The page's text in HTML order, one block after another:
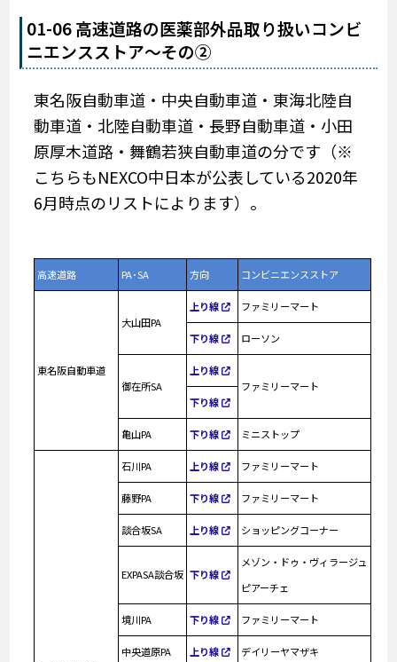
01-06 高速道路の医薬部外品取り扱いコンビ
ニエンスストア～その②
東名阪自動車道・中央自動車道・東海北陸自
動車道・北陸自動車道・長野自動車道・小田
原厚木道路・舞鶴若狭自動車道の分です （※
こちらもNEXCO中日本が公表している2020年
6月時点のリストによります） 。
高速道路 PA･SA 方向 コンビニエンスストア
東名阪自動車道
大山田PA
上り線 ファミリーマート
下り線 ローソン
御在所SA
上り線
ファミリーマート
下り線
亀山PA 下り線 ミニストップ
石川PA 上り線 ファミリーマート
藤野PA 下り線 ファミリーマート
談合坂SA 上り線 ショッピングコーナー
EXPASA談合坂 下り線
メゾン・ドゥ・ヴィラージュ
ピアーチェ
境川PA 下り線 ファミリーマート
中央道原PA 上り線 デイリーヤマザキ